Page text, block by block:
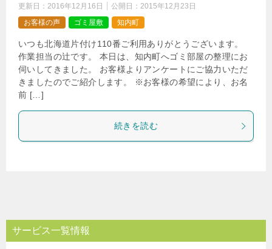
更新日： 2016年12月16日 公開日： 2015年12月23日
お客様の声
ゴミ屋敷 知内町
いつも北海道片付け110番ご利用ありがとうございます。
作業担当の辻です。 本日は、知内町へゴミ部屋の整理にお
伺いしてきました。 お客様よりアンケートにご協力いただ
きましたのでご紹介します。 ※お客様の希望により、お名
前 […]
続きを読む
サービス一覧情報